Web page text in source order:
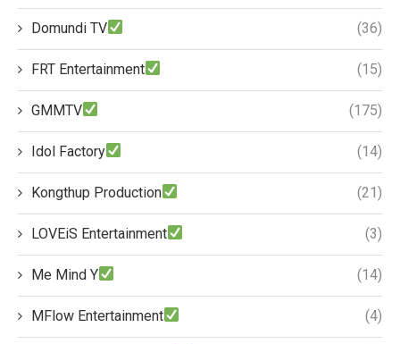
Domundi TV (36)
FRT Entertainment (15)
GMMTV (175)
Idol Factory (14)
Kongthup Production (21)
LOVEiS Entertainment (3)
Me Mind Y (14)
MFlow Entertainment (4)